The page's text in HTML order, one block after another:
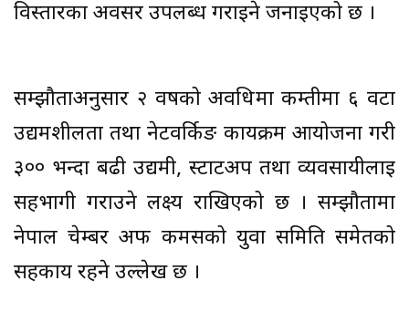
विस्तारका अवसर उपलब्ध गराइने जनाइएको छ ।
सम्झौताअनुसार २ वर्षको अवधिमा कम्तीमा ६ वटा
उद्यमशीलता तथा नेटवर्किङ कार्यक्रम आयोजना गरी
३०० भन्दा बढी उद्यमी, स्टार्टअप तथा व्यवसायीलाई
सहभागी गराउने लक्ष्य राखिएको छ । सम्झौतामा
नेपाल चेम्बर अफ कमर्सको युवा समिति समेतको
सहकार्य रहने उल्लेख छ ।